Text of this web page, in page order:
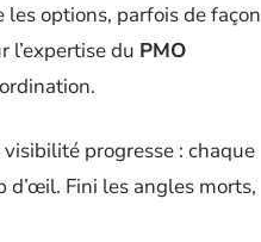
options, parfois de façon
l’expertise du PMO
progresse : chaque
d’œil. Fini les angles morts,